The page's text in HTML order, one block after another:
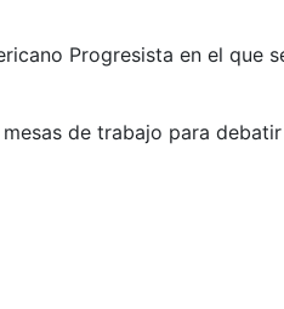
Progresista en el que
de trabajo para